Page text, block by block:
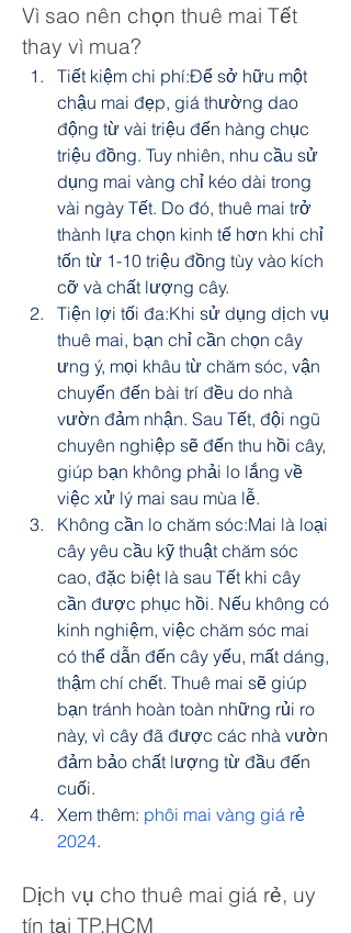
Vì sao nên chọn thuê mai Tết
thay vì mua?
Tiết kiệm chi phí:Để sở hữu một
chậu mai đẹp, giá thường dao
động từ vài triệu đến hàng chục
triệu đồng. Tuy nhiên, nhu cầu sử
dụng mai vàng chỉ kéo dài trong
vài ngày Tết. Do đó, thuê mai trở
thành lựa chọn kinh tế hơn khi chỉ
tốn từ 1-10 triệu đồng tùy vào kích
cỡ và chất lượng cây.
Tiện lợi tối đa:Khi sử dụng dịch vụ
thuê mai, bạn chỉ cần chọn cây
ưng ý, mọi khâu từ chăm sóc, vận
chuyển đến bài trí đều do nhà
vườn đảm nhận. Sau Tết, đội ngũ
chuyên nghiệp sẽ đến thu hồi cây,
giúp bạn không phải lo lắng về
việc xử lý mai sau mùa lễ.
Không cần lo chăm sóc:Mai là loại
cây yêu cầu kỹ thuật chăm sóc
cao, đặc biệt là sau Tết khi cây
cần được phục hồi. Nếu không có
kinh nghiệm, việc chăm sóc mai
có thể dẫn đến cây yếu, mất dáng,
thậm chí chết. Thuê mai sẽ giúp
bạn tránh hoàn toàn những rủi ro
này, vì cây đã được các nhà vườn
đảm bảo chất lượng từ đầu đến
cuối.
Xem thêm: phôi mai vàng giá rẻ
2024.
Dịch vụ cho thuê mai giá rẻ, uy
tín tại TP.HCM